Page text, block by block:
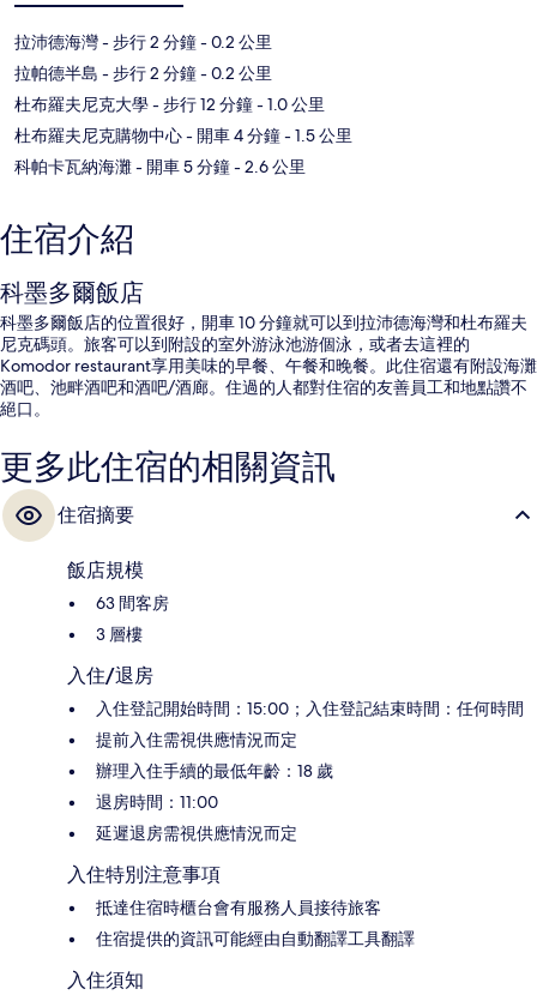
拉沛德海灣- 步行 2 分鐘- 0.2 公里
拉帕德半島 - 步行 2 分鐘- 0.2 公里
杜布羅夫尼克大學- 步行 12 分鐘- 1.0 公里
杜布羅夫尼克購物中心- 開車 4 分鐘- 1.5 公里
科帕卡瓦納海灘- 開車 5 分鐘- 2.6 公里
住宿介紹
科墨多爾飯店
科墨多爾飯店的位置很好，開車 10 分鐘就可以到拉沛德海灣和杜布羅夫
尼克碼頭。旅客可以到附設的室外游泳池游個泳，或者去這裡的
Komodor restaurant享用美味的早餐、午餐和晚餐。此住宿還有附設海灘
酒吧、池畔酒吧和酒吧/酒廊。住過的人都對住宿的友善員工和地點讚不
絕口。
更多此住宿的相關資訊
住宿摘要
飯店規模
63 間客房
3 層樓
入住/退房
入住登記開始時間：15:00；入住登記結束時間：任何時間
提前入住需視供應情況而定
辦理入住手續的最低年齡：18 歲
退房時間：11:00
延遲退房需視供應情況而定
入住特別注意事項
抵達住宿時櫃台會有服務人員接待旅客
住宿提供的資訊可能經由自動翻譯工具翻譯
入住須知